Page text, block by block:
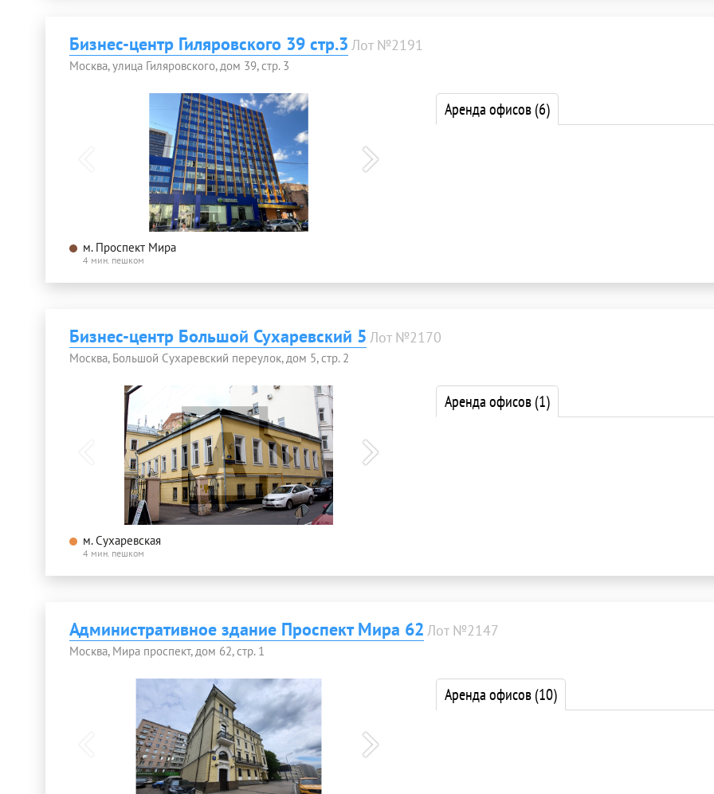
Бизнес-центр Гиляровского 39 стр.3 Лот №2191
Москва, улица Гиляровского, дом 39, стр. 3
м. Проспект Мира
4 мин. пешком
Аренда офисов(6)
Бизнес-центр Большой Сухаревский 5 Лот №2170
Москва, Большой Сухаревский переулок, дом 5, стр. 2
м. Сухаревская
4 мин. пешком
Аренда офисов(1)
Административное здание Проспект Мира 62 Лот №2147
Москва, Мира проспект, дом 62, стр. 1
Аренда офисов(10)